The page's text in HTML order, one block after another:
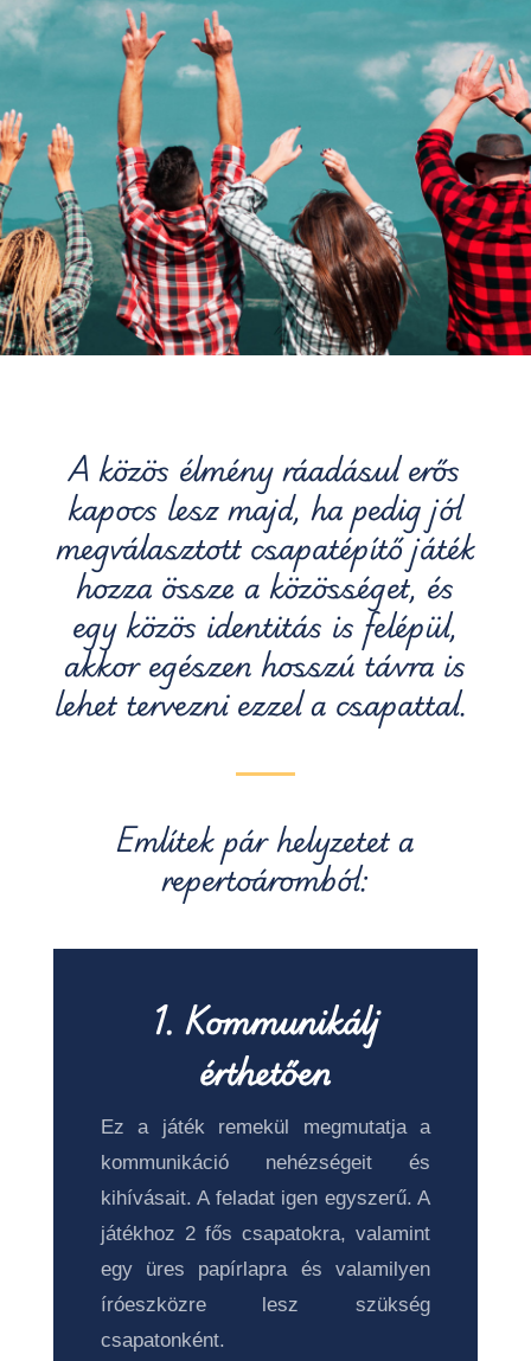
A közös élmény ráadásul erős
kapocs lesz majd, ha pedig jól
megválasztott csapatépítő játék
hozza össze a közösséget, és
egy közös identitás is felépül,
akkor egészen hosszú távra is
lehet tervezni ezzel a csapattal.
Említek pár helyzetet a
repertoáromból:
1. Kommunikálj
érthetően
Ez a játék remekül megmutatja a
kommunikáció nehézségeit és
kihívásait. A feladat igen egyszerű. A
játékhoz 2 fős csapatokra, valamint
egy üres papírlapra és valamilyen
íróeszközre lesz szükség
csapatonként.